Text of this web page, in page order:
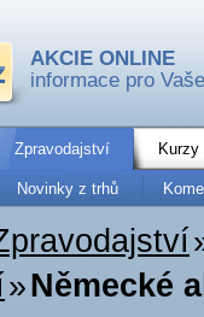
AKCIE ONLINE
informace pro
Zpravodajství Kurzy
Novinky z trhů
»Německé